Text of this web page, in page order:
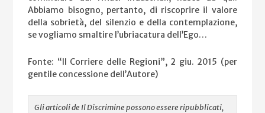
Abbiamo bisogno, pertanto, di riscoprire il valore
della sobrietà, del silenzio e della contemplazione,
se vogliamo smaltire l’ubriacatura dell’Ego…
Fonte: “Il Corriere delle Regioni”, 2 giu. 2015 (per
gentile concessione dell’Autore)
Gli articoli de Il Discrimine possono essere ripubblicati,